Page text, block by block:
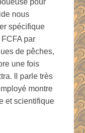
nous
spécifique
par
de pêches,
une fois
Il parle très
montre
et scientifique